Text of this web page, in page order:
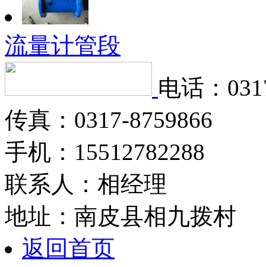
流量计管段
电话：
传真：0317-8759866
手机：15512782288
联系人：相经理
地址：南皮县相九拨村
返回首页